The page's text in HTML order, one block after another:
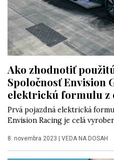
Ako zhodnotiť
Spoločnosť Envision
elektrickú formulu z
Prvá pojazdná elektrická
Envision Racing je celá
8. novembra 2023 | VEDA NA DOSAH